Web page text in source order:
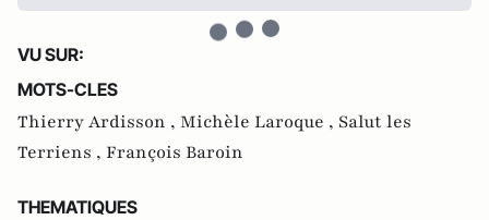
VU SUR:
MOTS-CLES
Thierry Ardisson , Michèle Laroque , Salut les
Terriens , François Baroin
THEMATIQUES